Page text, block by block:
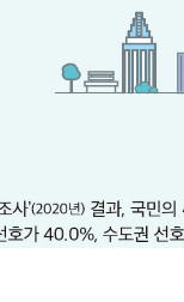
ータセンター整備
ぼ終わった」
ンペーン」⇒ あの名
」では。
業利益80.2％も減少